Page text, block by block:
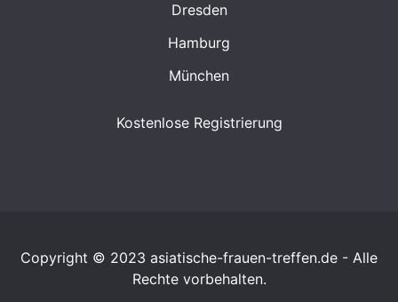
Dresden
Hamburg
München
Kostenlose Registrierung
Copyright © 2023 asiatische-frauen-treffen.de - Alle
Rechte vorbehalten.